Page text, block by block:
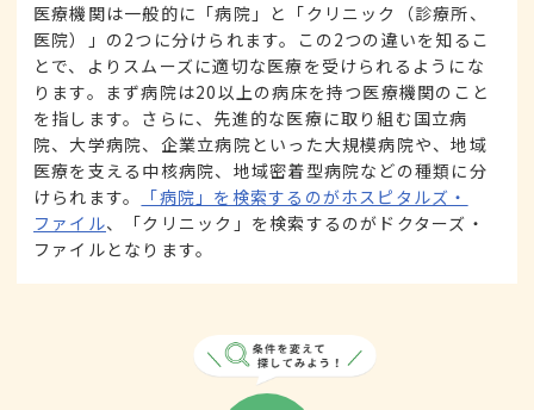
医療機関は一般的に「病院」と「クリニック（診療所、
医院）」の2つに分けられます。この2つの違いを知るこ
とで、よりスムーズに適切な医療を受けられるようにな
ります。まず病院は20以上の病床を持つ医療機関のこと
を指します。さらに、先進的な医療に取り組む国立病
院、大学病院、企業立病院といった大規模病院や、地域
医療を支える中核病院、地域密着型病院などの種類に分
けられます。
「病院」を検索するのがホスピタルズ・
ファイル、「クリニック」を検索するのがドクターズ・
ファイルとなります。